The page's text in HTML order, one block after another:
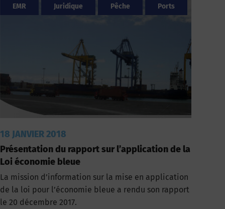
EMR Juridique Pêche Ports
18 JANVIER 2018
Présentation du rapport sur l’application de la
Loi économie bleue
La mission d’information sur la mise en application
de la loi pour l’économie bleue a rendu son rapport
le 20 décembre 2017.